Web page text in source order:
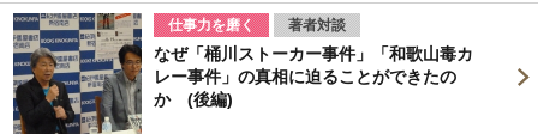
仕事力を磨く 著者対談
なぜ「桶川ストーカー事件」「和歌山毒カ
レー事件」の真相に迫ることができたの
か (後編)